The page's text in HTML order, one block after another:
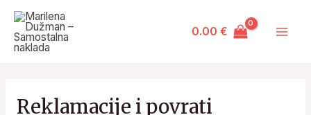
Skip
content
0.00€
Reklamacije i povrati